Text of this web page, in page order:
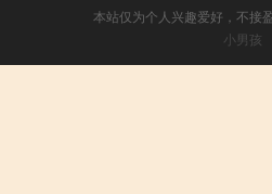
本站仅为个人兴趣爱好，不接
小男孩